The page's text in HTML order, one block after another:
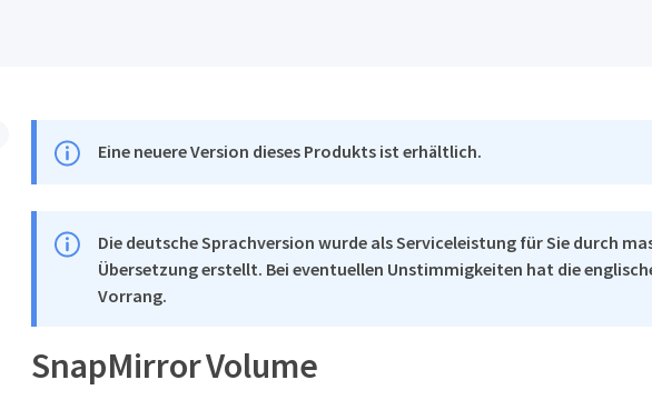
Eine neuere Version dieses Produkts ist erhältlich.
Die deutsche Sprachversion wurde als Serviceleistung für Sie durch
Übersetzung erstellt. Bei eventuellen Unstimmigkeiten hat die
Vorrang.
SnapMirror Volume